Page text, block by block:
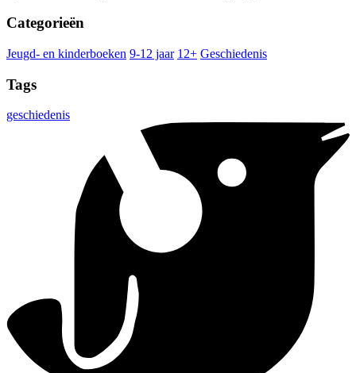
Categorieën
Jeugd- en kinderboeken 9-12 jaar 12+ Geschiedenis
Tags
geschiedenis